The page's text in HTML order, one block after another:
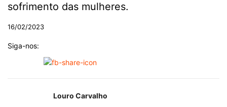
sofrimento das mulheres.
16/02/2023
Siga-nos:
Louro Carvalho